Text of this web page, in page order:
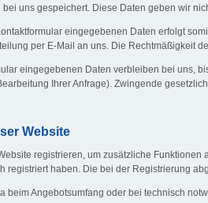
uns gespeichert. Diese Daten geben wir
eingegebenen Daten erfolgt
per E-Mail an uns. Die Rechtmäßigkeit
eingegebenen Daten verbleiben bei uns,
Ihrer Anfrage). Zwingende
Website
registrieren, um zusätzliche
registriert haben. Die bei der Registrierung
beim Angebotsumfang oder bei technisch